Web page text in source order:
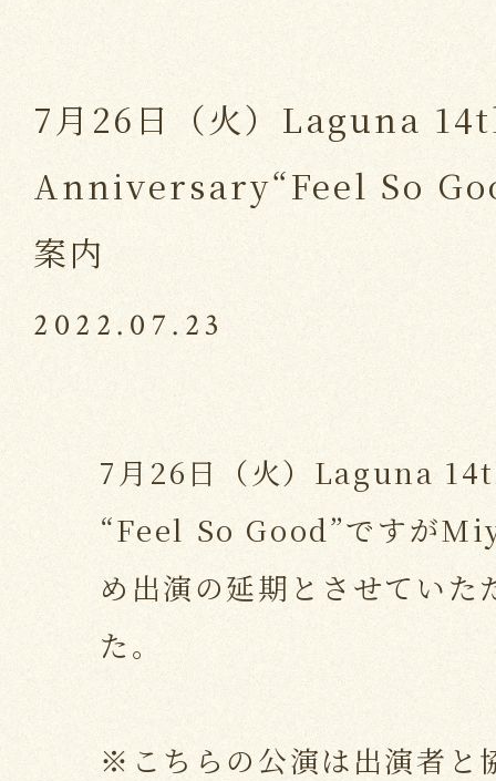
7月26日（火）Laguna
Anniversary“Feel So
案内
2022.07.23
7月26日（火）Laguna
“Feel So Good”ですが
め出演の延期とさせていた
た。
※こちらの公演は出演者と